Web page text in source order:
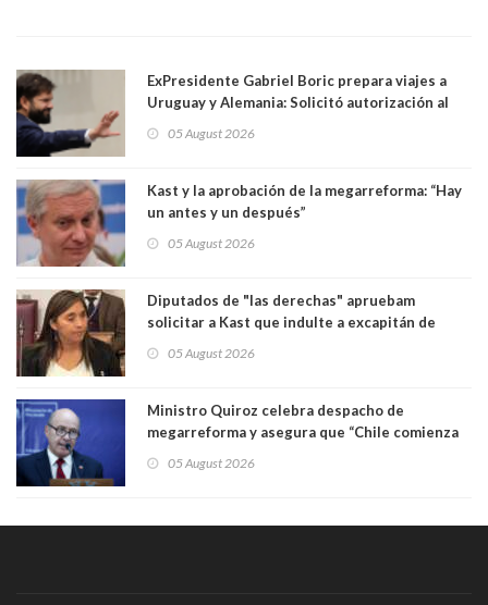
ExPresidente Gabriel Boric prepara viajes a
Uruguay y Alemania: Solicitó autorización al
05 August 2026
Kast y la aprobación de la megarreforma: “Hay
un antes y un después”
05 August 2026
Diputados de "las derechas" apruebam
solicitar a Kast que indulte a excapitán de
senadora Fabiola Campillai
05 August 2026
Ministro Quiroz celebra despacho de
megarreforma y asegura que “Chile comienza
05 August 2026